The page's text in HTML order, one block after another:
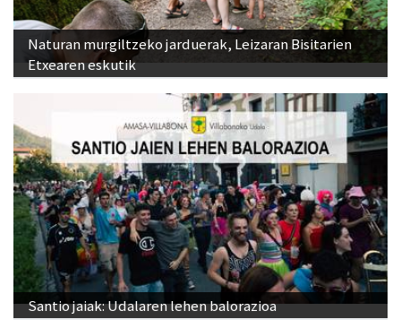
Naturan murgiltzeko jarduerak, Leizaran Bisitarien
Etxearen eskutik
Santio jaiak: Udalaren lehen balorazioa